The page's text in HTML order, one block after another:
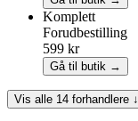
Komplett
Forudbestilling
599 kr
Gå til butik →
Vis alle 14 forhandlere ↓